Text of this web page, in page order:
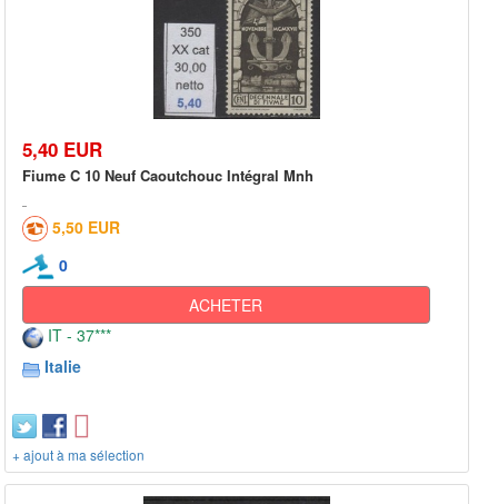
5,40 EUR
Fiume C 10 Neuf Caoutchouc Intégral Mnh
5,50 EUR
0
ACHETER
IT - 37***
Italie
+ ajout à ma sélection